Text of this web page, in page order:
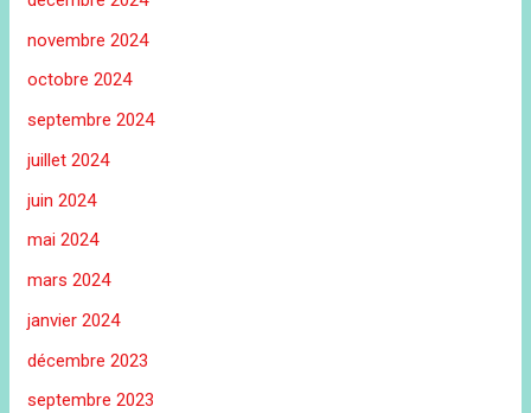
novembre 2024
octobre 2024
septembre 2024
juillet 2024
juin 2024
mai 2024
mars 2024
janvier 2024
décembre 2023
septembre 2023